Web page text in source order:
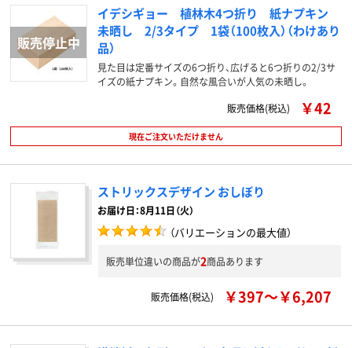
イデシギョー 植林木4つ折り 紙ナプキン
未晒し 2/3タイプ 1袋（100枚入）（わけあり
品）
見た目は定番サイズの6つ折り、広げると6つ折りの2/3サ
イズの紙ナプキン。自然な風合いが人気の未晒し。
販売価格(税込)
￥42
現在ご注文いただけません
ストリックスデザイン おしぼり
お届け日：8月11日（火）
（バリエーションの最大値）
販売単位違いの商品が2商品あります
販売価格(税込) ￥397～￥6,207